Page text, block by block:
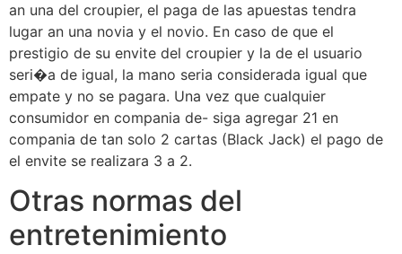
an una del croupier, el paga de las apuestas tendra
lugar an una novia y el novio. En caso de que el
prestigio de su envite del croupier y la de el usuario
seri�a de igual, la mano seria considerada igual que
empate y no se pagara. Una vez que cualquier
consumidor en compania de- siga agregar 21 en
compania de tan solo 2 cartas (Black Jack) el pago de
el envite se realizara 3 a 2.
Otras normas del
entretenimiento